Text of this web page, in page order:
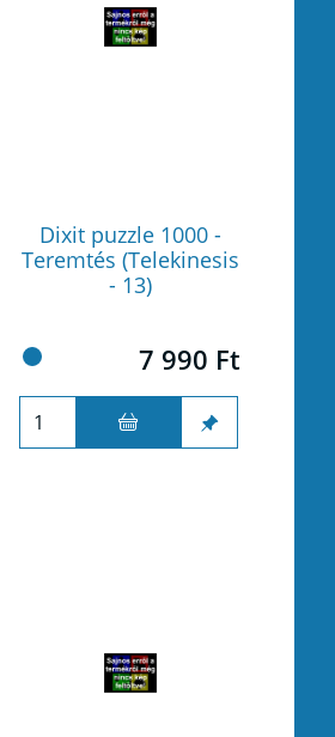
Dixit puzzle 1000 -
Teremtés (Telekinesis
- 13)
7 990 Ft